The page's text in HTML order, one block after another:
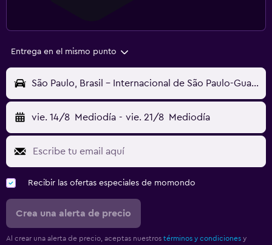
Entrega en el mismo punto
São Paulo, Brasil - Internacional de São Paulo-Guarulhos (GRU)
vie. 14/8 Mediodía - vie. 21/8 Mediodía
Recibir las ofertas especiales de momondo
Crea una alerta de precio
Al crear una alerta de precio, aceptas nuestros términos y condiciones y